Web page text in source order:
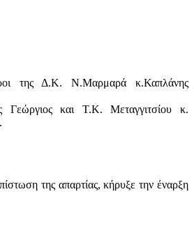
της Δ.Κ. Ν.Μαρμαρά κ.Καπλάνης
Γεώργιος και Τ.Κ. Μεταγγιτσίου κ.
της απαρτίας, κήρυξε την έναρξη